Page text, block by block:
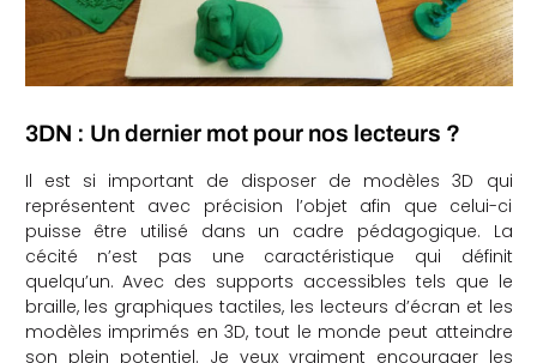
3DN : Un dernier mot pour nos lecteurs ?
Il est si important de disposer de modèles 3D qui
représentent avec précision l’objet afin que celui-ci
puisse être utilisé dans un cadre pédagogique. La
cécité n’est pas une caractéristique qui définit
quelqu’un. Avec des supports accessibles tels que le
braille, les graphiques tactiles, les lecteurs d’écran et les
modèles imprimés en 3D, tout le monde peut atteindre
son plein potentiel. Je veux vraiment encourager les